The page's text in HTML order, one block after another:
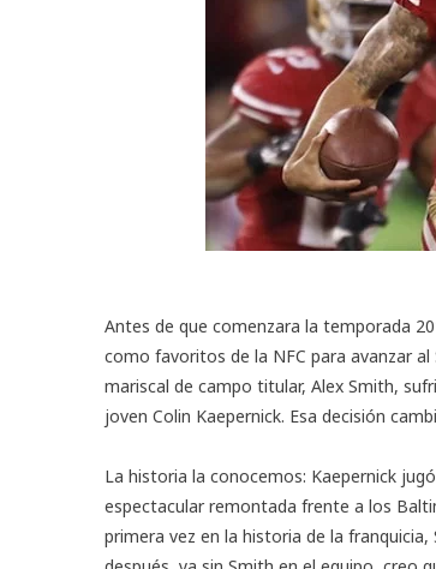
Antes de que comenzara la temporada
como favoritos de la NFC para avanzar
mariscal de campo titular, Alex Smith,
joven Colin Kaepernick. Esa decisión
La historia la conocemos: Kaepernick
espectacular remontada frente a los
primera vez en la historia de la